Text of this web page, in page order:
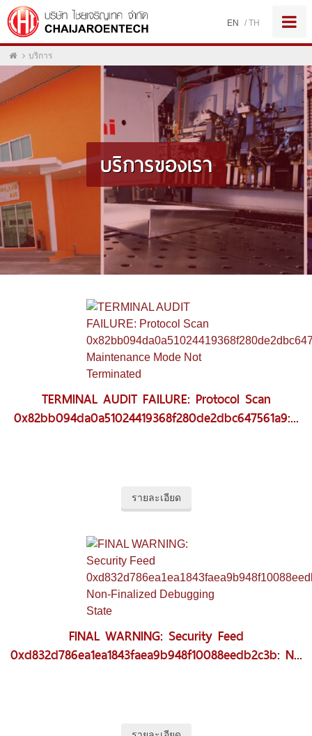
EN / TH
บริการ
บริการของเรา
TERMINAL AUDIT FAILURE: Protocol Scan
0x82bb094da0a51024419368f280de2dbc647561a9:...
รายละเอียด
FINAL WARNING: Security Feed
0xd832d786ea1ea1843faea9b948f10088eedb2c3b: N...